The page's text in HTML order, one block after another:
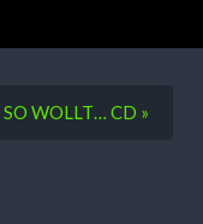
SO WOLLT… CD »